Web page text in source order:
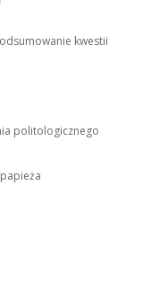
kwestii
politologicznego